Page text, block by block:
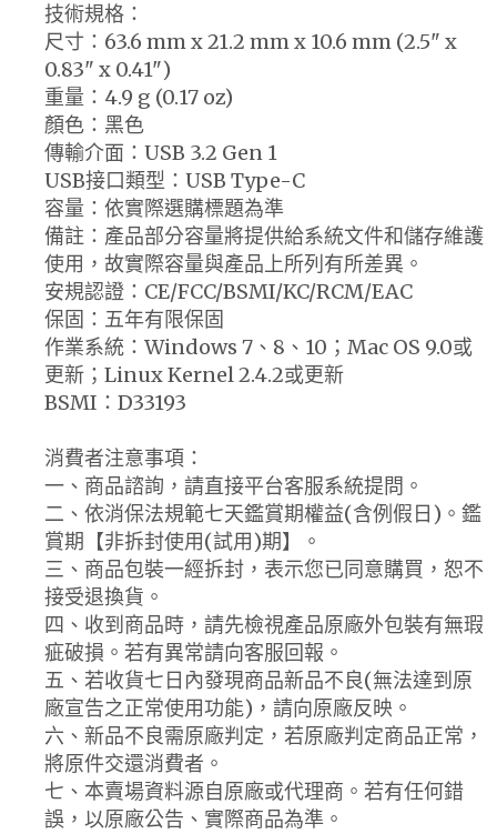
技術規格：
尺寸：63.6 mm x 21.2 mm x 10.6 mm (2.5" x
0.83" x 0.41")
重量：4.9 g (0.17 oz)
顏色：黑色
傳輸介面：USB 3.2 Gen 1
USB接口類型：USB Type-C
容量：依實際選購標題為準
備註：產品部分容量將提供給系統文件和儲存維護
使用，故實際容量與產品上所列有所差異。
安規認證：CE/FCC/BSMI/KC/RCM/EAC
保固：五年有限保固
作業系統：Windows 7、8、10；Mac OS 9.0或
更新；Linux Kernel 2.4.2或更新
BSMI：D33193
消費者注意事項：
一、商品諮詢，請直接平台客服系統提問。
二、依消保法規範七天鑑賞期權益(含例假日)。鑑
賞期【非拆封使用(試用)期】。
三、商品包裝一經拆封，表示您已同意購買，恕不
接受退換貨。
四、收到商品時，請先檢視產品原廠外包裝有無瑕
疵破損。若有異常請向客服回報。
五、若收貨七日內發現商品新品不良(無法達到原
廠宣告之正常使用功能)，請向原廠反映。
六、新品不良需原廠判定，若原廠判定商品正常，
將原件交還消費者。
七、本賣場資料源自原廠或代理商。若有任何錯
誤，以原廠公告、實際商品為準。